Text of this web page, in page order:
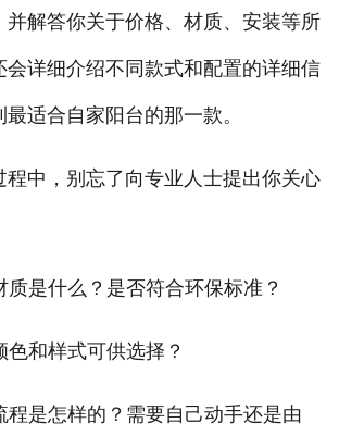
并解答你关于价格、材质、安装等所
会详细介绍不同款式和配置的详细信
适合自家阳台的那一款。
程中，别忘了向专业人士提出你关心
质是什么？是否符合环保标准？
色和样式可供选择？
程是怎样的？需要自己动手还是由